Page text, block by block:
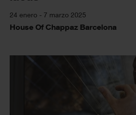
24 enero - 7 marzo 2025
House Of Chappaz Barcelona